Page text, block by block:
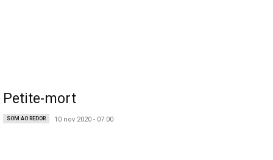
Petite-mort
SOM AO REDOR 10 nov 2020 - 07:00